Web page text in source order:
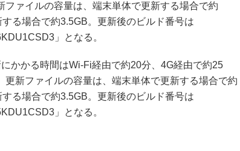
ファイルの容量は、端末単体で更新する場合で約
る場合で約3.5GB。更新後のビルド番号は
」となる。
かかる時間はWi-Fi経由で約20分、4G経由で約25
更新ファイルの容量は、端末単体で更新する場合で約
る場合で約3.5GB。更新後のビルド番号は
」となる。